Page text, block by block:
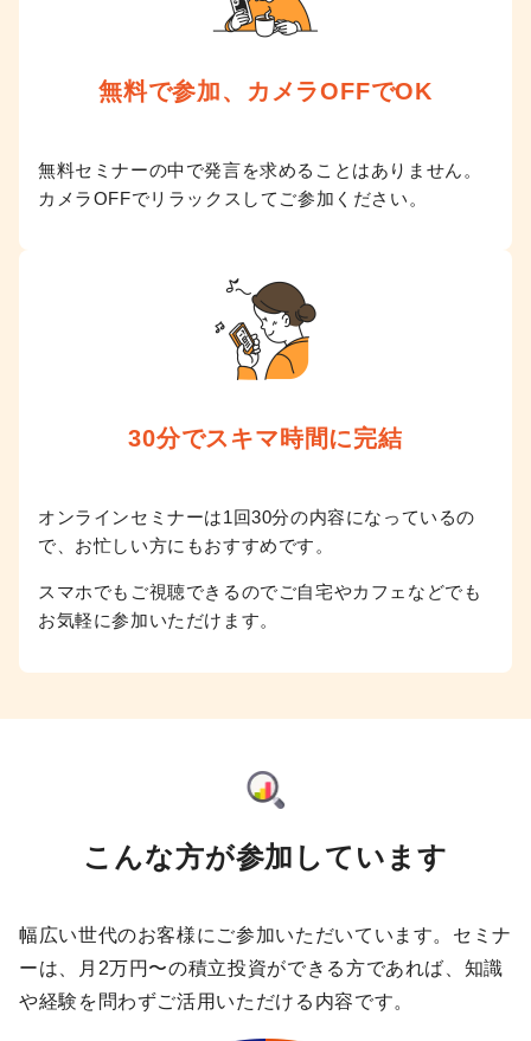
無料で参加、 カメラOFFでOK
無料セミナーの中で発言を求めることはありません。
カメラOFFでリラックスしてご参加ください。
30分でスキマ時間に完結
オンラインセミナーは1回30分の内容になっているの
で、お忙しい方にもおすすめです。
スマホでもご視聴できるのでご自宅やカフェなどでも
お気軽に参加いただけます。
こんな方が参加しています
幅広い世代のお客様にご参加いただいています。 セミナ
ーは、月2万円〜の積立投資ができる方であれば、知識
や経験を問わずご活用いただける内容です。